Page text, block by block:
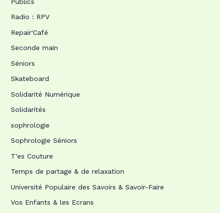
Radio : RPV
Repair'Café
Seconde main
Séniors
Skateboard
Solidarité Numérique
Solidarités
sophrologie
Sophrologie Séniors
T'es Couture
Temps de partage & de relaxation
Université Populaire des Savoirs & Savoir-Faire
Vos Enfants & les Ecrans